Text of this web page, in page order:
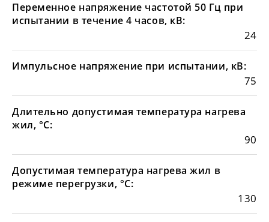
Переменное напряжение частотой 50 Гц при
испытании в течение 4 часов, кВ:
24
Импульсное напряжение при испытании, кВ:
75
Длительно допустимая температура нагрева
жил, °С:
90
Допустимая температура нагрева жил в
режиме перегрузки, °С:
130